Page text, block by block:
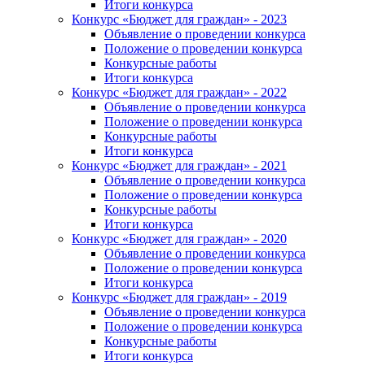
Итоги конкурса
Конкурс «Бюджет для граждан» - 2023
Объявление о проведении конкурса
Положение о проведении конкурса
Конкурсные работы
Итоги конкурса
Конкурс «Бюджет для граждан» - 2022
Объявление о проведении конкурса
Положение о проведении конкурса
Конкурсные работы
Итоги конкурса
Конкурс «Бюджет для граждан» - 2021
Объявление о проведении конкурса
Положение о проведении конкурса
Конкурсные работы
Итоги конкурса
Конкурс «Бюджет для граждан» - 2020
Объявление о проведении конкурса
Положение о проведении конкурса
Итоги конкурса
Конкурс «Бюджет для граждан» - 2019
Объявление о проведении конкурса
Положение о проведении конкурса
Конкурсные работы
Итоги конкурса